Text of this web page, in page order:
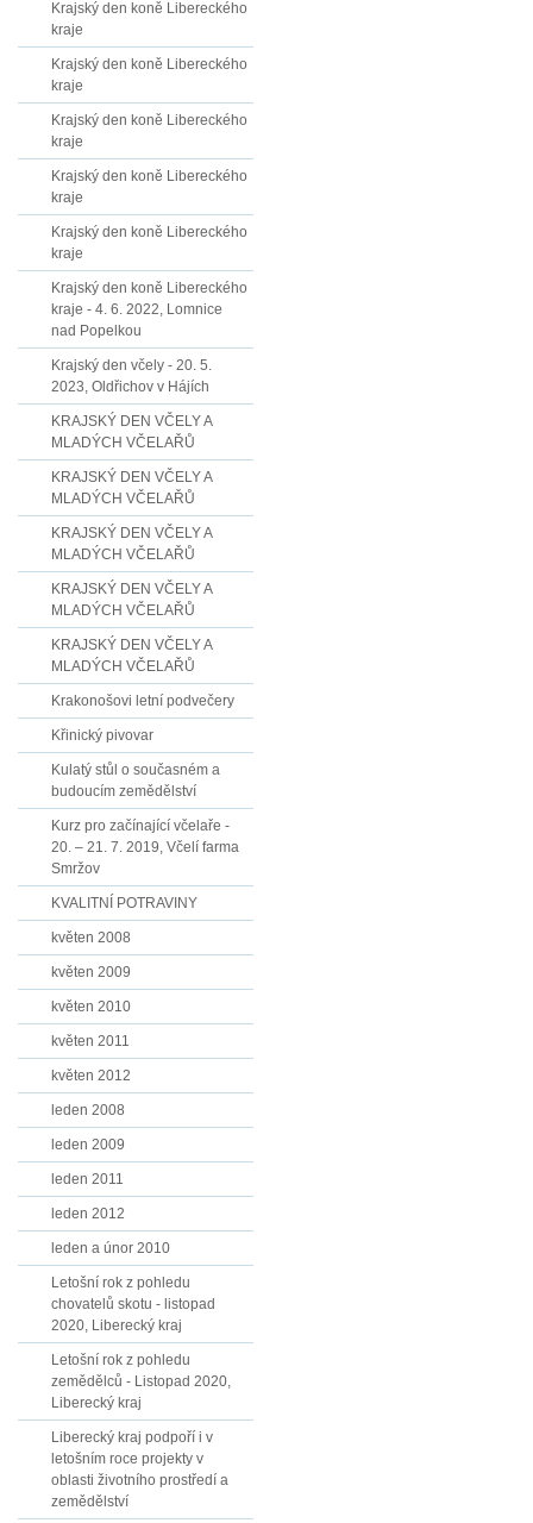
Krajský den koně Libereckého
kraje
Krajský den koně Libereckého
kraje
Krajský den koně Libereckého
kraje
Krajský den koně Libereckého
kraje
Krajský den koně Libereckého
kraje
Krajský den koně Libereckého
kraje - 4. 6. 2022, Lomnice
nad Popelkou
Krajský den včely - 20. 5.
2023, Oldřichov v Hájích
KRAJSKÝ DEN VČELY A
MLADÝCH VČELAŘŮ
KRAJSKÝ DEN VČELY A
MLADÝCH VČELAŘŮ
KRAJSKÝ DEN VČELY A
MLADÝCH VČELAŘŮ
KRAJSKÝ DEN VČELY A
MLADÝCH VČELAŘŮ
KRAJSKÝ DEN VČELY A
MLADÝCH VČELAŘŮ
Krakonošovi letní podvečery
Křinický pivovar
Kulatý stůl o současném a
budoucím zemědělství
Kurz pro začínající včelaře -
20. – 21. 7. 2019, Včelí farma
Smržov
KVALITNÍ POTRAVINY
květen 2008
květen 2009
květen 2010
květen 2011
květen 2012
leden 2008
leden 2009
leden 2011
leden 2012
leden a únor 2010
Letošní rok z pohledu
chovatelů skotu - listopad
2020, Liberecký kraj
Letošní rok z pohledu
zemědělců - Listopad 2020,
Liberecký kraj
Liberecký kraj podpoří i v
letošním roce projekty v
oblasti životního prostředí a
zemědělství